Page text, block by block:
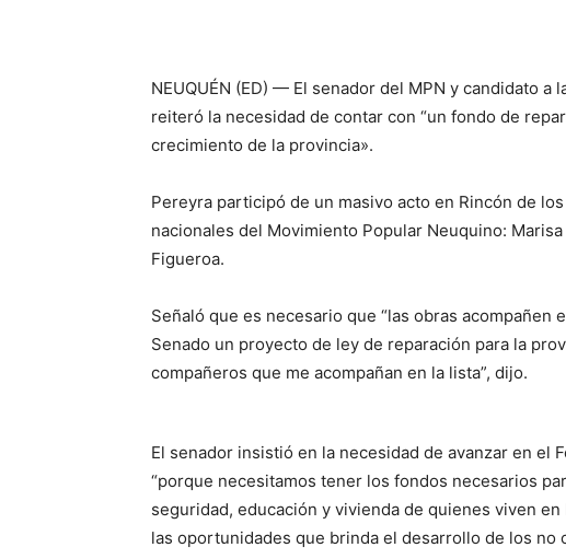
NEUQUÉN (ED) — El senador del MPN y candidato
reiteró la necesidad de contar con “un fondo de
crecimiento de la provincia».
Pereyra participó de un masivo acto en Rincón de
nacionales del Movimiento Popular Neuquino:
Figueroa.
Señaló que es necesario que “las obras
Senado un proyecto de ley de reparación para la
compañeros que me acompañan en la lista”, dijo.
El senador insistió en la necesidad de avanzar en el
“porque necesitamos tener los fondos necesarios
seguridad, educación y vivienda de quienes viven
las oportunidades que brinda el desarrollo de los no